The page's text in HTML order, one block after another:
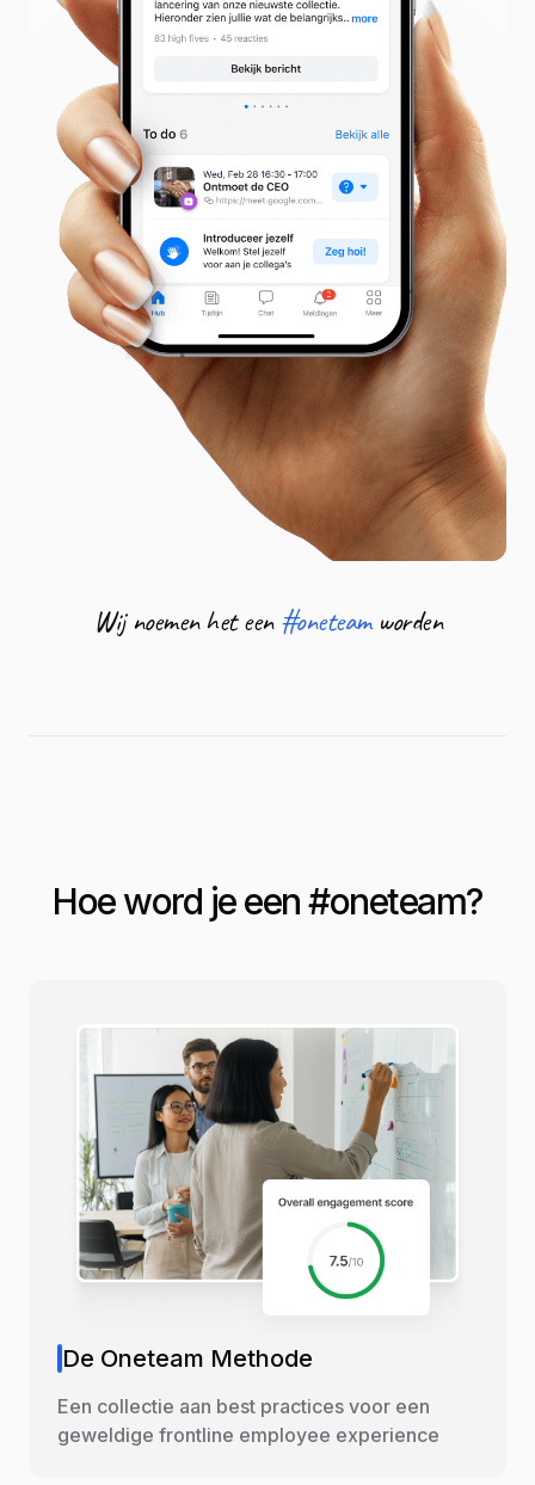
Wij noemen het een #oneteam worden
Hoe word je een #oneteam?
De Oneteam Methode
Een collectie aan best practices voor een
geweldige frontline employee experience